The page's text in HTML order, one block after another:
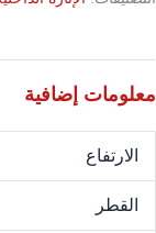
معلومات إضافية
الارتفاع
القطر